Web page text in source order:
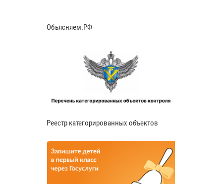
Объясняем.РФ
Реестр категорированных объектов